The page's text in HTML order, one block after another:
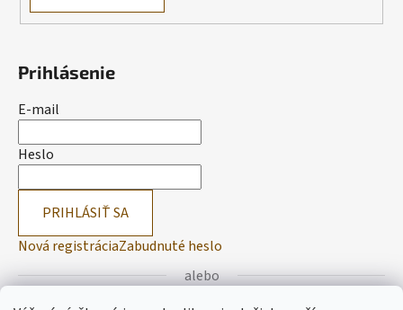
Prihlásenie
E-mail
Heslo
PRIHLÁSIŤ SA
Nová registráciaZabudnuté heslo
alebo